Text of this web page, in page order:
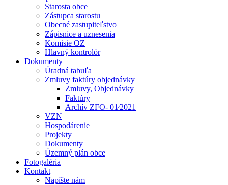
Starosta obce
Zástupca starostu
Obecné zastupiteľstvo
Zápisnice a uznesenia
Komisie OZ
Hlavný kontrolór
Dokumenty
Úradná tabuľa
Zmluvy faktúry objednávky
Zmluvy, Objednávky
Faktúry
Archív ZFO- 01⁄2021
VZN
Hospodárenie
Projekty
Dokumenty
Územný plán obce
Fotogaléria
Kontakt
Napíšte nám